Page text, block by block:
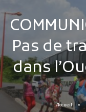
Espace
Pas de
dans
Accueil